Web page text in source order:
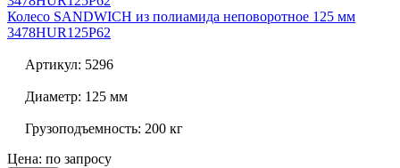
Колесо SANDWICH из полиамида неповоротное 125 мм
3478HUR125P62
Артикул: 5296
Диаметр: 125 мм
Грузоподъемность: 200 кг
Цена: по запросу